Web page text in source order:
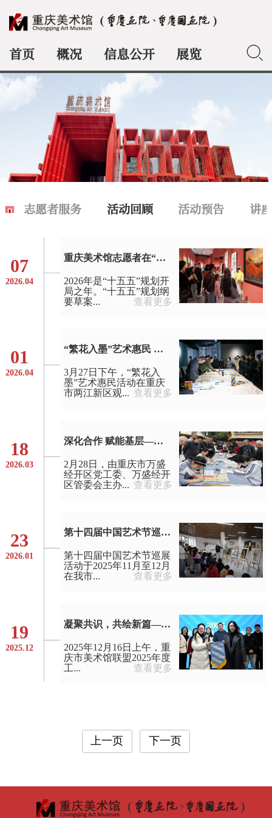
首页 概况 信息公开 展览 典藏
志愿者服务 活动回顾 活动预告 讲
07
2026.04
重庆美术馆志愿者在“十五五”开局之年以优质导览服务践行文化惠民
2026年是“十五五”规划开
局之年。“十五五”规划纲
要草案...
查看更多
01
2026.04
“繁花入墨”艺术惠民 文商旅融合激发城市新活力
3月27日下午，“繁花入
墨”艺术惠民活动在重庆
市两江新区观... 查看更多
18
2026.03
深化合作 赋能基层——第三届“钟绍京杯”全国书法作品展在万盛经开区隆重开幕
2月28日，由重庆市万盛
经开区党工委、万盛经开
区管委会主办... 查看更多
23
2026.01
第十四届中国艺术节巡展活动深入社区、校园与乡村
第十四届中国艺术节巡展
活动于2025年11月至12月
在我市...
查看更多
19
2025.12
凝聚共识，共绘新篇——2025年度重庆市美术馆联盟工作会议成功召开
2025年12月16日上午，重
庆市美术馆联盟2025年度
工...
查看更多
上一页 下一页